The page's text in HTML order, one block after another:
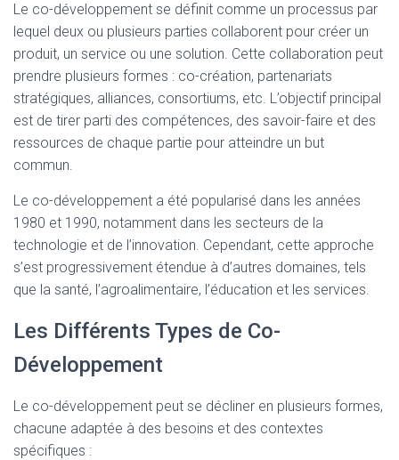
Le co-développement se définit comme un processus par
lequel deux ou plusieurs parties collaborent pour créer un
produit, un service ou une solution. Cette collaboration peut
prendre plusieurs formes : co-création, partenariats
stratégiques, alliances, consortiums, etc. L’objectif principal
est de tirer parti des compétences, des savoir-faire et des
ressources de chaque partie pour atteindre un but
commun.
Le co-développement a été popularisé dans les années
1980 et 1990, notamment dans les secteurs de la
technologie et de l’innovation. Cependant, cette approche
s’est progressivement étendue à d’autres domaines, tels
que la santé, l’agroalimentaire, l’éducation et les services.
Les Différents Types de Co-
Développement
Le co-développement peut se décliner en plusieurs formes,
chacune adaptée à des besoins et des contextes
spécifiques :